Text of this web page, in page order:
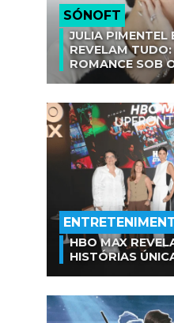
SÓNOFT
JULIA PIMENTEL
REVELAM
ROMANCE SOB
HBO MAX
HISTÓRIAS